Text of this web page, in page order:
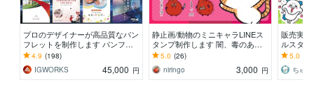
プロのデザイナーが高品質なパン
フレットを制作します パンフレ
ット、会社案内、採用案内、カタ
ログでも対応可能です！
4.9 (198)
IGWORKS
45,000 円
静止画/動物のミニキャラLINEス
タンプ制作します 闇、毒のある
テイストがお好きな方におすすめ
です
5.0 (26)
niringo
3,000 円
販売実
ルスタ
見！ゆ
5.0
ちゅ